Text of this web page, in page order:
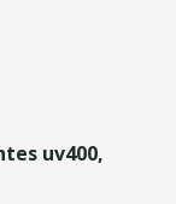
uv400,